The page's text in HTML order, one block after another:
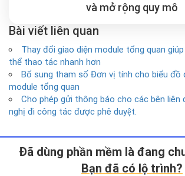
và mở rộng quy mô
Bài viết liên quan
Thay đổi giao diện module tổng quan
thể thao tác nhanh hơn
Bổ sung tham số Đơn vị tính cho biểu đồ
module tổng quan
Cho phép gửi thông báo cho các bên liên
nghị đi công tác được phê duyệt.
Ðã dùng phần mềm là đang
Bạn đã có lộ trình?